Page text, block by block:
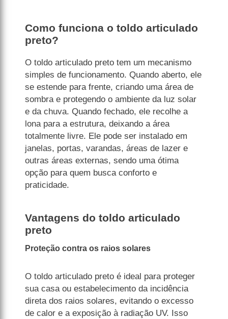
Como funciona o toldo articulado
preto?
O toldo articulado preto tem um mecanismo
simples de funcionamento. Quando aberto, ele
se estende para frente, criando uma área de
sombra e protegendo o ambiente da luz solar
e da chuva. Quando fechado, ele recolhe a
lona para a estrutura, deixando a área
totalmente livre. Ele pode ser instalado em
janelas, portas, varandas, áreas de lazer e
outras áreas externas, sendo uma ótima
opção para quem busca conforto e
praticidade.
Vantagens do toldo articulado
preto
Proteção contra os raios solares
O toldo articulado preto é ideal para proteger
sua casa ou estabelecimento da incidência
direta dos raios solares, evitando o excesso
de calor e a exposição à radiação UV. Isso